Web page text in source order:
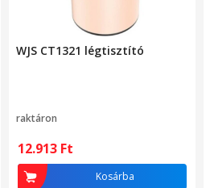
WJS CT1321 légtisztító
raktáron
12.913 Ft
Kosárba